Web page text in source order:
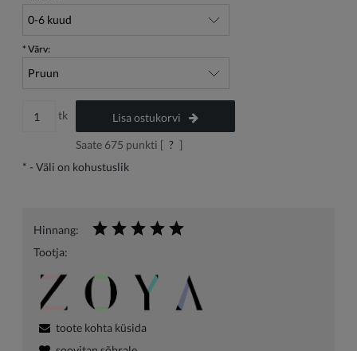
* Värv:
tk
Lisa ostukorvi
Saate 675 punkti [ ? ]
* - Väli on kohustuslik
Hinnang:
Tootja:
toote kohta küsida